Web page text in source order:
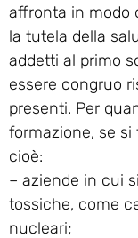
affronta in modo
la tutela della
addetti al primo
essere congruo
presenti. Per
formazione, se si
cioè:
– aziende in cui
tossiche, come
nucleari;